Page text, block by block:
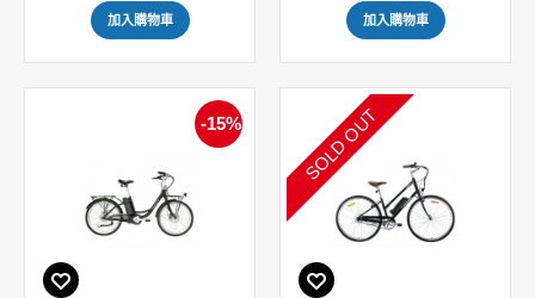
加入購物車 加入購物車
-15% SOLD OUT